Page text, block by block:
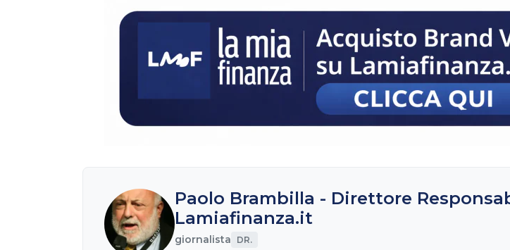
Paolo Brambilla - Direttore
Lamiafinanza.it
giornalista DR.